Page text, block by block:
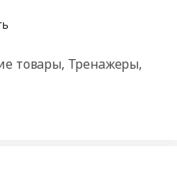
товары, Тренажеры,